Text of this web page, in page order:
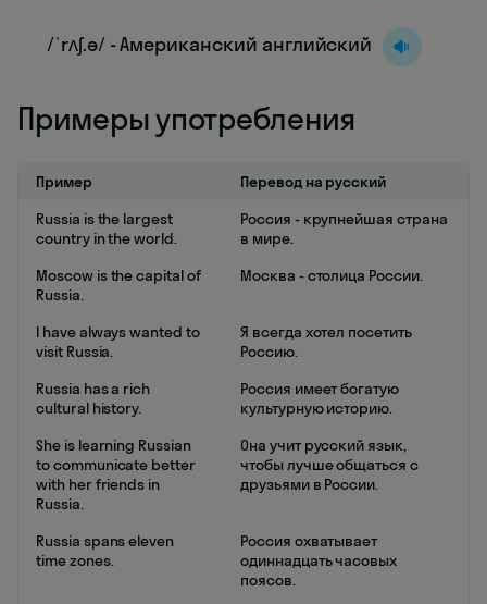
/ˈrʌʃ.ə/ - Американский английский
Примеры употребления
Пример
Перевод на русский
Russia is the largest
country in the world.
Россия - крупнейшая страна
в мире.
Moscow is the capital of
Russia.
Москва - столица России.
I have always wanted to
visit Russia.
Я всегда хотел посетить
Россию.
Russia has a rich
cultural history.
Россия имеет богатую
культурную историю.
She is learning Russian
to communicate better
with her friends in
Russia.
Она учит русский язык,
чтобы лучше общаться с
друзьями в России.
Russia spans eleven
time zones.
Россия охватывает
одиннадцать часовых
поясов.